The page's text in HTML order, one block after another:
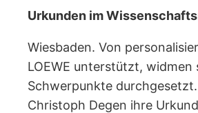
Urkunden im
Wiesbaden. Von
LOEWE unterstützt, widmen
Schwerpunkte
Christoph Degen ihre